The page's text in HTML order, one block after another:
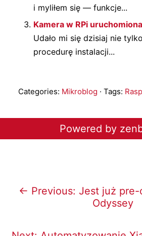
i myliłem się — funkcje...
Kamera w RPi
Udało mi się dzisiaj nie
procedurę instalacji...
Categories: Mikroblog · Tags:
Powered by
← Previous: Jest już pre-
Odyssey